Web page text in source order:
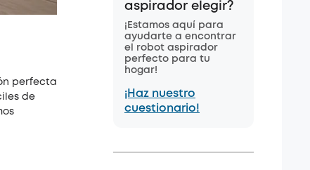
perfecta
de
aspirador elegir?
¡Estamos aquí para
ayudarte a encontrar
el robot aspirador
perfecto para tu
hogar!
¡Haz nuestro
cuestionario!